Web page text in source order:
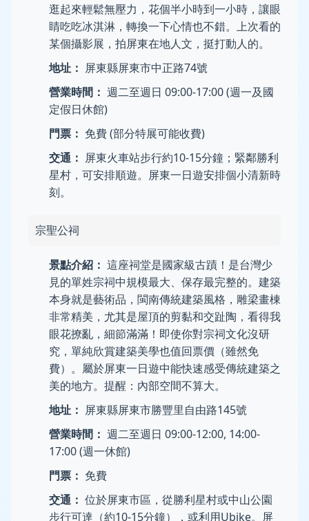
逛起來輕鬆無壓力，花個半小時到一小時，讓眼
睛吃吃冰淇淋，轉換一下心情也不錯。上次看的
某個攝影展，拍屏東在地人文，挺打動人的。
地址： 屏東縣屏東市中正路74號
營業時間： 週二至週日 09:00-17:00 (週一及國
定假日休館)
門票： 免費 (部分特展可能收費)
交通： 屏東火車站步行約10-15分鐘；緊鄰勝利
星村，可安排順遊。屏東一日遊安排個小清新時
刻。
宗聖公祠
景點介紹： 這座祠堂是國家級古蹟！是台灣少
見的單姓宗祠中規模最大、保存最完整的。建築
本身就是藝術品，閩南傳統建築風格，雕梁畫棟
非常精美，尤其是屋頂的剪黏和交趾陶，看得我
眼花撩亂，細節滿滿！即使你對宗祠文化沒研
究，單純欣賞建築美學也值回票價（雖然免
費）。屬於屏東一日遊中能快速感受傳統建築之
美的地方。提醒：內部空間不算大。
地址： 屏東縣屏東市勝豐里自由路145號
營業時間： 週二至週日 09:00-12:00, 14:00-
17:00 (週一休館)
門票： 免費
交通： 位於屏東市區，從勝利星村或中山公園
步行可達（約10-15分鐘），或利用Ubike。屏